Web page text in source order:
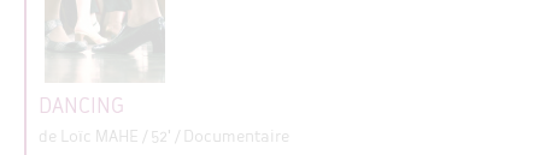
DANCING
de Loïc MAHE / 52' / Documentaire